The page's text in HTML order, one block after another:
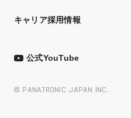
キャリア採用情報
公式YouTube
© PANATRONIC JAPAN INC.